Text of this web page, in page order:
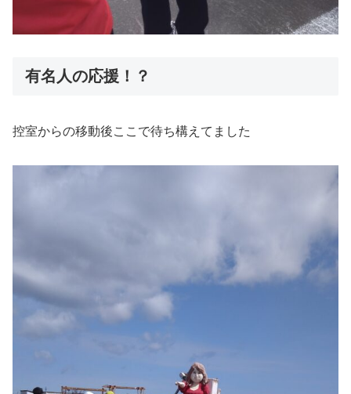
有名人の応援！？
控室からの移動後ここで待ち構えてました